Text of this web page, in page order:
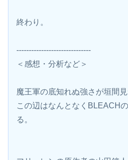
終わり。
------------------------------
＜感想・分析など＞
魔王軍の底知れぬ強さが垣間見
この辺はなんとなくBLEACH
る。